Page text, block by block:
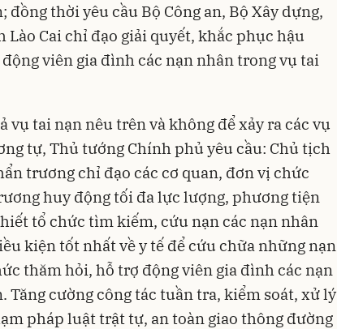
đồng thời yêu cầu Bộ Công an, Bộ Xây dựng,
Lào Cai chỉ đạo giải quyết, khắc phục hậu
viên gia đình các nạn nhân trong vụ tai
vụ tai nạn nêu trên và không để xảy ra các vụ
tự, Thủ tướng Chính phủ yêu cầu: Chủ tịch
trương chỉ đạo các cơ quan, đơn vị chức
huy động tối đa lực lượng, phương tiện
tổ chức tìm kiếm, cứu nạn các nạn nhân
kiện tốt nhất về y tế để cứu chữa những nạn
thăm hỏi, hỗ trợ động viên gia đình các nạn
Tăng cường công tác tuần tra, kiểm soát, xử lý
pháp luật trật tự, an toàn giao thông đường